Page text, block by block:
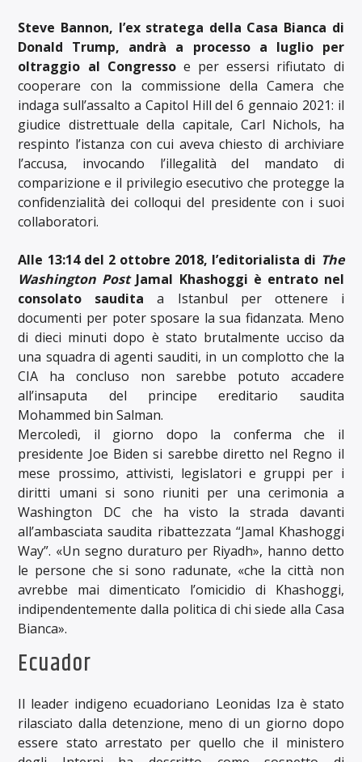
Steve Bannon, l’ex stratega della Casa Bianca di
Donald Trump, andrà a processo a luglio per
oltraggio al Congressoe per essersi rifiutato di
cooperare con la commissione della Camera che
indaga sull’assalto a Capitol Hill del 6 gennaio 2021: il
giudice distrettuale della capitale, Carl Nichols, ha
respinto l’istanza con cui aveva chiesto di archiviare
l’accusa, invocando l’illegalità del mandato di
comparizione e il privilegio esecutivo che protegge la
confidenzialità dei colloqui del presidente con i suoi
collaboratori.
Alle 13:14 del 2 ottobre 2018, l’editorialista di The
Washington PostJamal Khashoggi è entrato nel
consolato sauditaa Istanbul per ottenere i
documenti per poter sposare la sua fidanzata. Meno
di dieci minuti dopo è stato brutalmente ucciso da
una squadra di agenti sauditi, in un complotto che la
CIA ha concluso non sarebbe potuto accadere
all’insaputa del principe ereditario saudita
Mohammed bin Salman.
Mercoledì, il giorno dopo la conferma che il
presidente Joe Biden si sarebbe diretto nel Regno il
mese prossimo, attivisti, legislatori e gruppi per i
diritti umani si sono riuniti per una cerimonia a
Washington DC che ha visto la strada davanti
all’ambasciata saudita ribattezzata “Jamal Khashoggi
Way”. «Un segno duraturo per Riyadh», hanno detto
le persone che si sono radunate, «che la città non
avrebbe mai dimenticato l’omicidio di Khashoggi,
indipendentemente dalla politica di chi siede alla Casa
Bianca».
Ecuador
Il leader indigeno ecuadoriano Leonidas Iza è stato
rilasciato dalla detenzione, meno di un giorno dopo
essere stato arrestato per quello che il ministero